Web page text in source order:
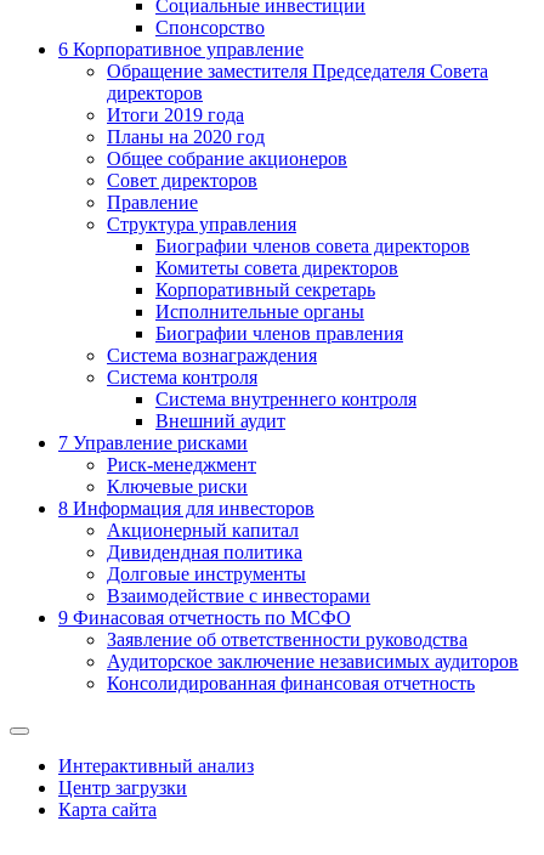
Социальные инвестиции
Спонсорство
6 Корпоративное управление
Обращение заместителя Председателя Совета
директоров
Итоги 2019 года
Планы на 2020 год
Общее собрание акционеров
Совет директоров
Правление
Структура управления
Биографии членов совета директоров
Комитеты совета директоров
Корпоративный секретарь
Исполнительные органы
Биографии членов правления
Система вознаграждения
Система контроля
Система внутреннего контроля
Внешний аудит
7 Управление рисками
Риск-менеджмент
Ключевые риски
8 Информация для инвесторов
Акционерный капитал
Дивидендная политика
Долговые инструменты
Взаимодействие с инвеcторами
9 Финасовая отчетность по МСФО
Заявление об ответственности руководства
Аудиторское заключение независимых аудиторов
Консолидированная финансовая отчетность
Интерактивный анализ
Центр загрузки
Карта сайта